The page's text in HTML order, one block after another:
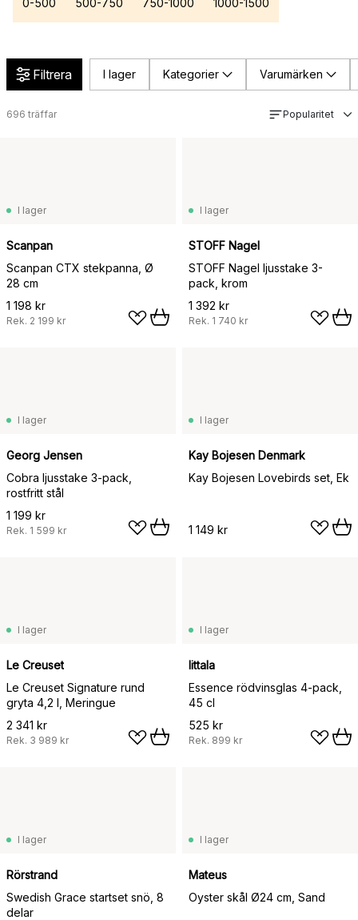
Filtrera I lager Kategorier Varumärken
696 träffar Popularitet
I lager
Scanpan
Scanpan CTX stekpanna, Ø
28 cm
1 198 kr
Rek. 2 199 kr
I lager
STOFF Nagel
STOFF Nagel ljusstake 3-
pack, krom
1 392 kr
Rek. 1 740 kr
I lager
Georg Jensen
Cobra ljusstake 3-pack,
rostfritt stål
1 199 kr
Rek. 1 599 kr
I lager
Kay Bojesen Denmark
Kay Bojesen Lovebirds set, Ek
1 149 kr
I lager
Le Creuset
Le Creuset Signature rund
gryta 4,2 l, Meringue
2 341 kr
Rek. 3 989 kr
I lager
Iittala
Essence rödvinsglas 4-pack,
45 cl
525 kr
Rek. 899 kr
I lager
Rörstrand
Swedish Grace startset snö, 8
delar
I lager
Mateus
Oyster skål Ø24 cm, Sand